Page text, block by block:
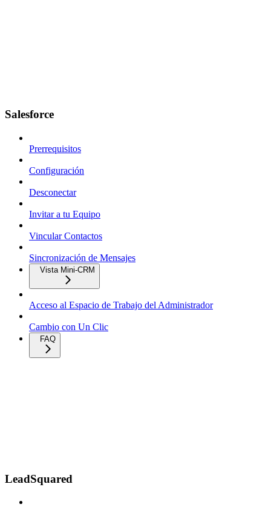
Salesforce
Prerrequisitos
Configuración
Desconectar
Invitar a tu Equipo
Vincular Contactos
Sincronización de Mensajes
Vista Mini-CRM
Acceso al Espacio de Trabajo del Administrador
Cambio con Un Clic
FAQ
LeadSquared